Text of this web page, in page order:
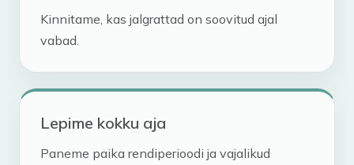
Kinnitame, kas jalgrattad on soovitud ajal
vabad.
Lepime kokku aja
Paneme paika rendiperioodi ja vajalikud